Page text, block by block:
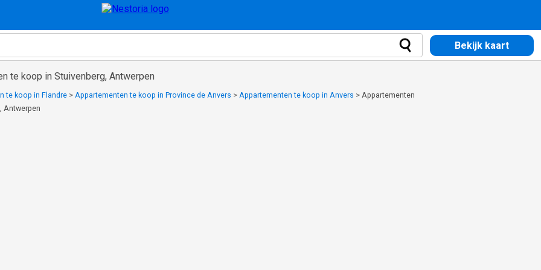
Bekijk kaart
te koop in Stuivenberg, Antwerpen
te koop in Flandre > Appartementen te koop in Province de Anvers > Appartementen te koop in Anvers > Appartementen
Antwerpen